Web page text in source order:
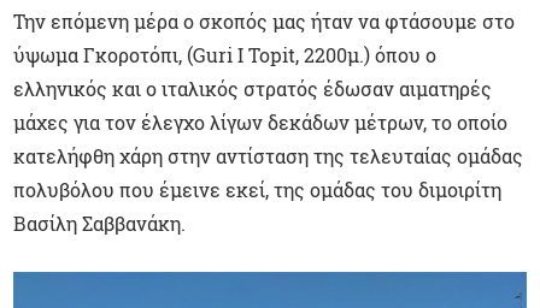
Την επόμενη μέρα ο σκοπός μας ήταν να φτάσουμε στο
ύψωμα Γκοροτόπι, (Guri I Topit, 2200μ.) όπου ο
ελληνικός και ο ιταλικός στρατός έδωσαν αιματηρές
μάχες για τον έλεγχο λίγων δεκάδων μέτρων, το οποίο
κατελήφθη χάρη στην αντίσταση της τελευταίας ομάδας
πολυβόλου που έμεινε εκεί, της ομάδας του διμοιρίτη
Βασίλη Σαββανάκη.